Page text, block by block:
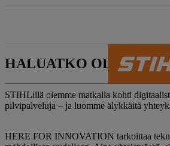
HALUATKO OLLA
STIHLillä olemme matkalla kohti
pilvipalveluja – ja luomme älykkäitä
HERE FOR INNOVATION tarkoittaa